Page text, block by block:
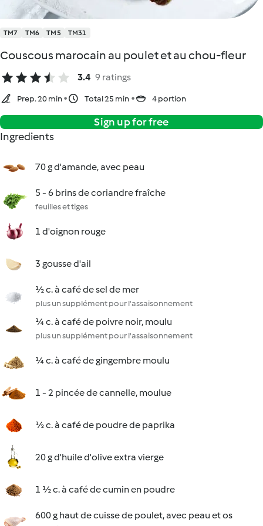
TM7 TM6 TM5 TM31
Couscous marocain au poulet et au chou-fleur
3.4 9 ratings
Prep. 20 min Total 25 min 4 portion
Sign up for free
Ingredients
70 g d'amande, avec peau
5 - 6 brins de coriandre fraîche
feuilles et tiges
1 d'oignon rouge
3 gousse d'ail
½ c. à café de sel de mer
plus un supplément pour l'assaisonnement
¼ c. à café de poivre noir, moulu
plus un supplément pour l'assaisonnement
¼ c. à café de gingembre moulu
1 - 2 pincée de cannelle, moulue
½ c. à café de poudre de paprika
20 g d'huile d'olive extra vierge
1 ½ c. à café de cumin en poudre
600 g haut de cuisse de poulet, avec peau et os